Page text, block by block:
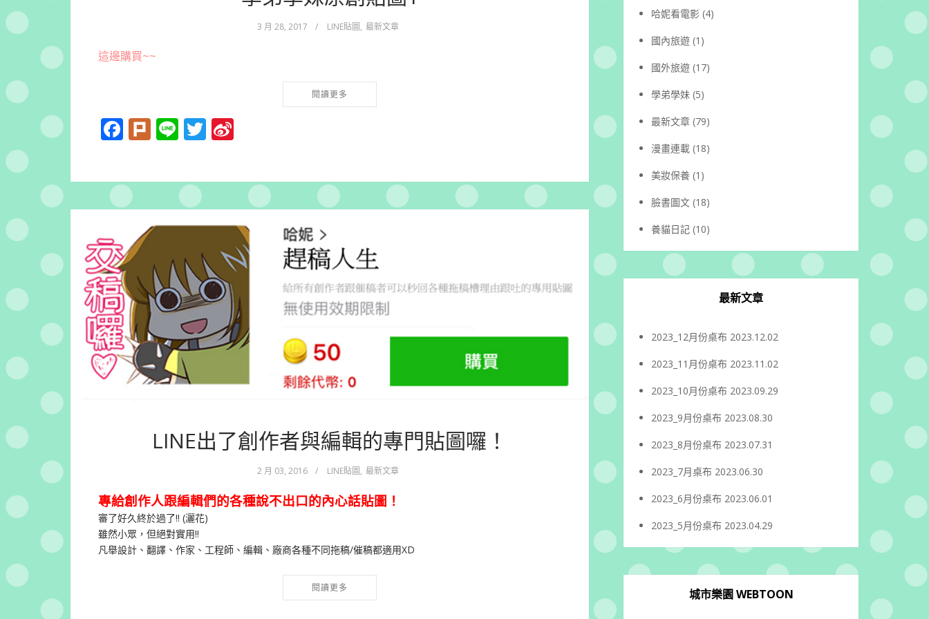
3 月 28, 2017 / LINE貼圖, 最新文章
這邊購買~~
閱讀更多
Facebook
PlurkLineTwitter
LINE出了創作者與編輯的專門貼圖囉！
2 月 03, 2016 / LINE貼圖, 最新文章
專給創作人跟編輯們的各種說不出口的內心話貼圖！
審了好久終於過了!! (灑花)
雖然小眾，但絕對實用!!
凡舉設計、翻譯、作家、工程師、編輯、廠商各種不同拖稿/催稿都適用XD
閱讀更多
哈妮看電影 (4)
國內旅遊 (1)
國外旅遊 (17)
學弟學妹 (5)
最新文章 (79)
漫畫連載 (18)
美妝保養 (1)
臉書圖文 (18)
養貓日記 (10)
最新文章
2023_12月份桌布 2023.12.02
2023_11月份桌布 2023.11.02
2023_10月份桌布 2023.09.29
2023_9月份桌布 2023.08.30
2023_8月份桌布 2023.07.31
2023_7月桌布 2023.06.30
2023_6月份桌布 2023.06.01
2023_5月份桌布 2023.04.29
城市樂園 WEBTOON